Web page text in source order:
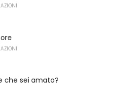
che sei amato?